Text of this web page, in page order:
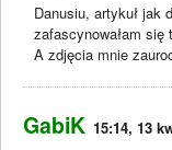
Danusiu, artykuł jak
zafascynowałam
A zdjęcia mnie
GabiK 15:14, 13